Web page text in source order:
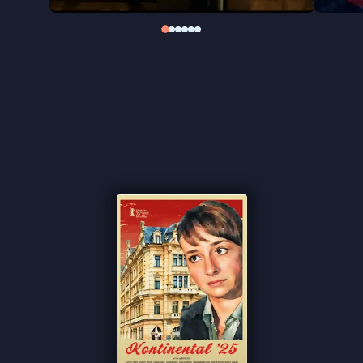
van dienst verzekert haar: “Ik zie geen reden u te
messcherpe analyses van hedendaags Roemenië,
in licht absurde vertellingen die vol zitten met
ideologiekritiek, filosofische citaten en
onverwachte essayistische uitstapjes. Jude
Kontinental ’25vrijwel geheel met de
iPhone om de film een onverbloemd hedendaags
karakter te geven; de esthetiek van fraaie beelden
zou de brute werkelijkheid te veel camoufleren.